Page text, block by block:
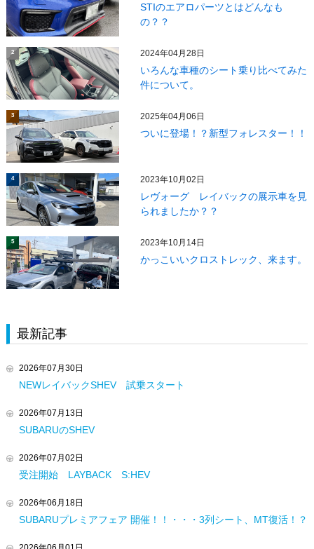
STIのエアロパーツとはどんなも
の？？
2 2024年04月28日
いろんな車種のシート乗り比べてみた
件について。
3 2025年04月06日
ついに登場！？新型フォレスター！！
4 2023年10月02日
レヴォーグ レイバックの展示車を見
られましたか？？
5 2023年10月14日
かっこいいクロストレック、来ます。
最新記事
2026年07月30日
NEWレイバックSHEV 試乗スタート
2026年07月13日
SUBARUのSHEV
2026年07月02日
受注開始 LAYBACK S:HEV
2026年06月18日
SUBARUプレミアフェア 開催！！・・・3列シート、MT復活！？